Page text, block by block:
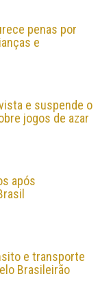
penas por
e
e suspende o
jogos de azar
após
e transporte
Brasileirão